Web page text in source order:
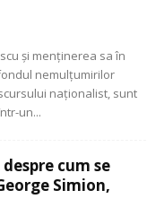
și menținerea sa în
nemulțumirilor
naționalist, sunt
un...
cum se
Simion,